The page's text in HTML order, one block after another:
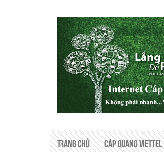
Trang chủ Cáp quang viettel